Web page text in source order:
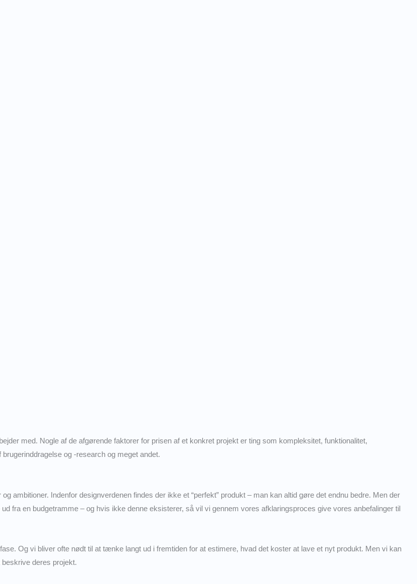
med. Nogle af de afgørende faktorer for prisen af et konkret projekt er ting som kompleksitet, funktionalitet,
og -research og meget andet.
ambitioner. Indenfor designverdenen findes der ikke et “perfekt” produkt – man kan altid gøre det endnu bedre. Men der
fra en budgetramme – og hvis ikke denne eksisterer, så vil vi gennem vores afklaringsproces give vores anbefalinger til
Og vi bliver ofte nødt til at tænke langt ud i fremtiden for at estimere, hvad det koster at lave et nyt produkt. Men vi kan
deres projekt.